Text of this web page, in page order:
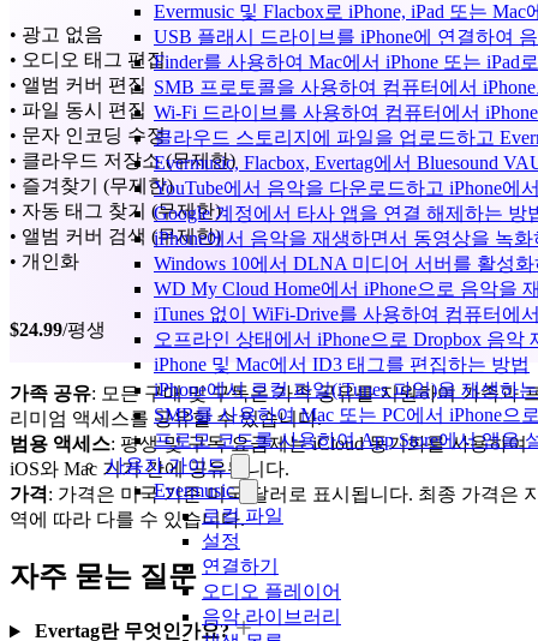
Evermusic 및 Flacbox로 iPhone, iPad 또는
USB 플래시 드라이브를 iPhone에 연결하여
Finder를 사용하여 Mac에서 iPhone 또는 iPad
SMB 프로토콜을 사용하여 컴퓨터에서
Wi-Fi 드라이브를 사용하여 컴퓨터에서
클라우드 스토리지에 파일을 업로드하고
Evermusic, Flacbox, Evertag에서 Bluesound
YouTube에서 음악을 다운로드하고 iPhone에
Google 계정에서 타사 앱을 연결 해제하는 방
iPhone에서 음악을 재생하면서 동영상을 녹
Windows 10에서 DLNA 미디어 서버를 활성
WD My Cloud Home에서 iPhone으로 음악을
iTunes 없이 WiFi-Drive를 사용하여 컴퓨터에
오프라인 상태에서 iPhone으로 Dropbox 음악
iPhone 및 Mac에서 ID3 태그를 편집하는 방법
iPhone에서 로컬 파일(iTunes 파일)을 재생하
SMB를 사용하여 Mac 또는 PC에서 iPhone으
프로모 코드를 사용하여 App Store에서 앱을
사용자 가이드
Evermusic
로컬 파일
설정
연결하기
오디오 플레이어
음악 라이브러리
• 광고 없음
• 오디오 태그 편집
• 앨범 커버 편집
• 파일 동시 편집
• 문자 인코딩 수정
• 클라우드 저장소 (무제한)
• 즐겨찾기 (무제한)
• 자동 태그 찾기 (무제한)
• 앨범 커버 검색 (무제한)
• 개인화
$24.99/평생
가족 공유: 모든 구매 및 구독은 가족 공유를 지원하여 가족과
리미엄 액세스를 공유할 수 있습니다.
범용 액세스: 평생 및 구독 요금제는 iCloud 동기화를 사용하여
iOS와 Mac 기기 간에 공유됩니다.
가격: 가격은 미국 기준 미국 달러로 표시됩니다. 최종 가격은
역에 따라 다를 수 있습니다.
자주 묻는 질문
Evertag란 무엇인가요?